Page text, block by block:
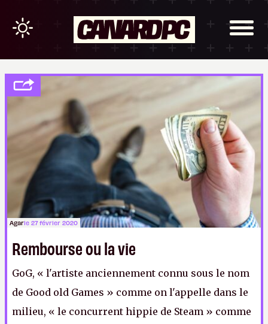
Agarle 27 février 2020
Rembourse ou la vie
GoG, « l'artiste anciennement connu sous le nom
de Good old Games » comme on l'appelle dans le
milieu, « le concurrent hippie de Steam » comme